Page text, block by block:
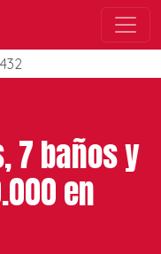
7 baños y
en